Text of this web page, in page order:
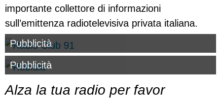
importante collettore di informazioni
sull’emittenza radiotelevisiva privata italiana.
Pubblicità
Pubblicità
Alza la tua radio per favor